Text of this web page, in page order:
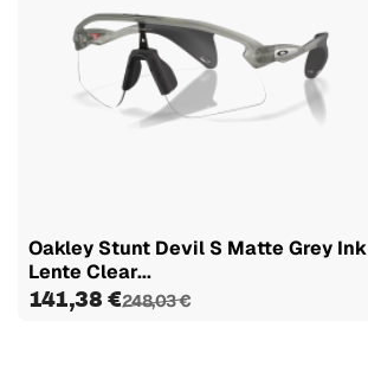
Oakley Stunt Devil S Matte Grey Ink
Lente Clear...
141,38 €248,03 €